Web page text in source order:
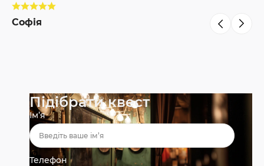
Софія
Підібрати квест
Ім’я
Телефон